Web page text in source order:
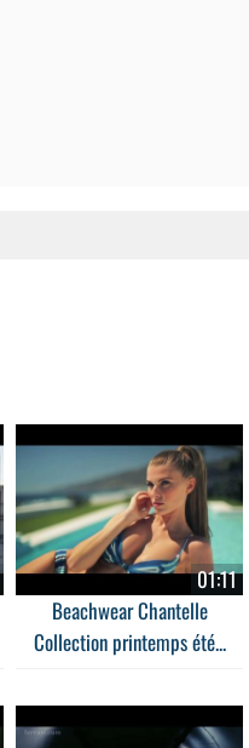
01:11
Beachwear Chantelle
Collection printemps été...